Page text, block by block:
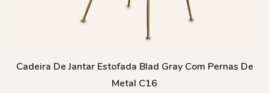
Cadeira De Jantar Estofada Blad Gray Com Pernas De
Metal C16